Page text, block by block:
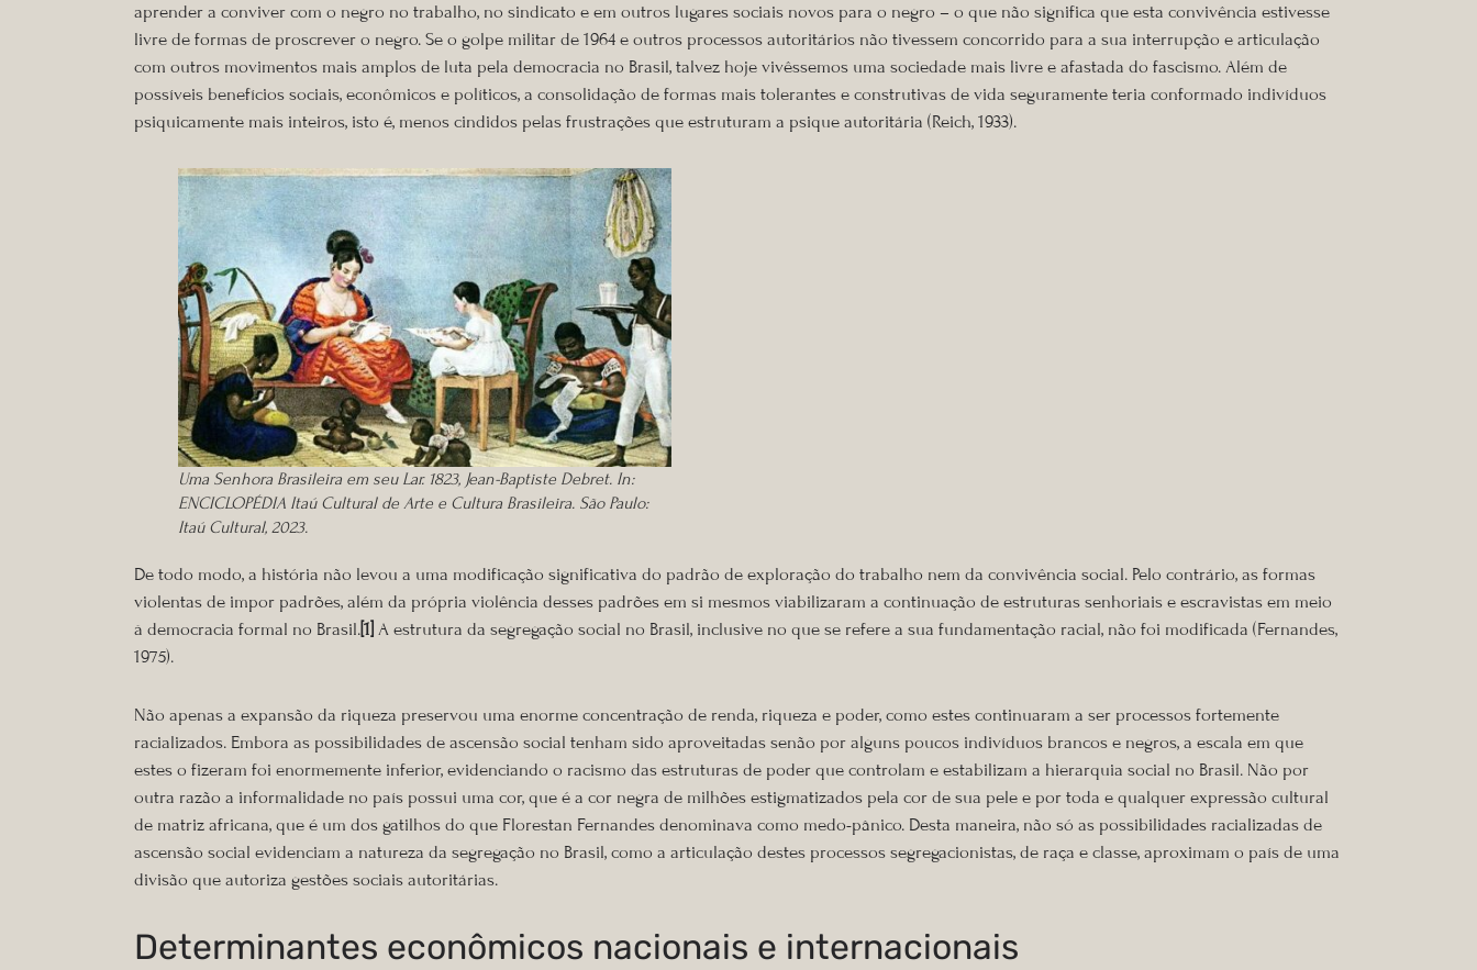
aprender a conviver com o negro no trabalho, no sindicato e em outros lugares sociais novos para o negro – o que não significa que esta convivência estivesse
livre de formas de proscrever o negro. Se o golpe militar de 1964 e outros processos autoritários não tivessem concorrido para a sua interrupção e articulação
com outros movimentos mais amplos de luta pela democracia no Brasil, talvez hoje vivêssemos uma sociedade mais livre e afastada do fascismo. Além de
possíveis benefícios sociais, econômicos e políticos, a consolidação de formas mais tolerantes e construtivas de vida seguramente teria conformado indivíduos
psiquicamente mais inteiros, isto é, menos cindidos pelas frustrações que estruturam a psique autoritária (Reich, 1933).
Uma Senhora Brasileira em seu Lar. 1823, Jean-Baptiste Debret. In:
ENCICLOPÉDIA Itaú Cultural de Arte e Cultura Brasileira. São Paulo:
Itaú Cultural, 2023.
De todo modo, a história não levou a uma modificação significativa do padrão de exploração do trabalho nem da convivência social. Pelo contrário, as formas
violentas de impor padrões, além da própria violência desses padrões em si mesmos viabilizaram a continuação de estruturas senhoriais e escravistas em meio
à democracia formal no Brasil.[1] A estrutura da segregação social no Brasil, inclusive no que se refere a sua fundamentação racial, não foi modificada (Fernandes,
1975).
Não apenas a expansão da riqueza preservou uma enorme concentração de renda, riqueza e poder, como estes continuaram a ser processos fortemente
racializados. Embora as possibilidades de ascensão social tenham sido aproveitadas senão por alguns poucos indivíduos brancos e negros, a escala em que
estes o fizeram foi enormemente inferior, evidenciando o racismo das estruturas de poder que controlam e estabilizam a hierarquia social no Brasil. Não por
outra razão a informalidade no país possui uma cor, que é a cor negra de milhões estigmatizados pela cor de sua pele e por toda e qualquer expressão cultural
de matriz africana, que é um dos gatilhos do que Florestan Fernandes denominava como medo-pânico. Desta maneira, não só as possibilidades racializadas de
ascensão social evidenciam a natureza da segregação no Brasil, como a articulação destes processos segregacionistas, de raça e classe, aproximam o país de uma
divisão que autoriza gestões sociais autoritárias.
Determinantes econômicos nacionais e internacionais